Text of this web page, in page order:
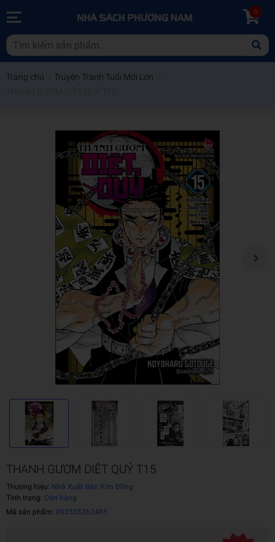
0
Trang chủ Truyện Tranh Tuổi Mới Lớn
THANH GƯƠM DIỆT QUỶ T15
Thương hiệu: Nhà Xuất Bản Kim Đồng
Tình trạng: Còn hàng
Mã sản phẩm: 893535262485